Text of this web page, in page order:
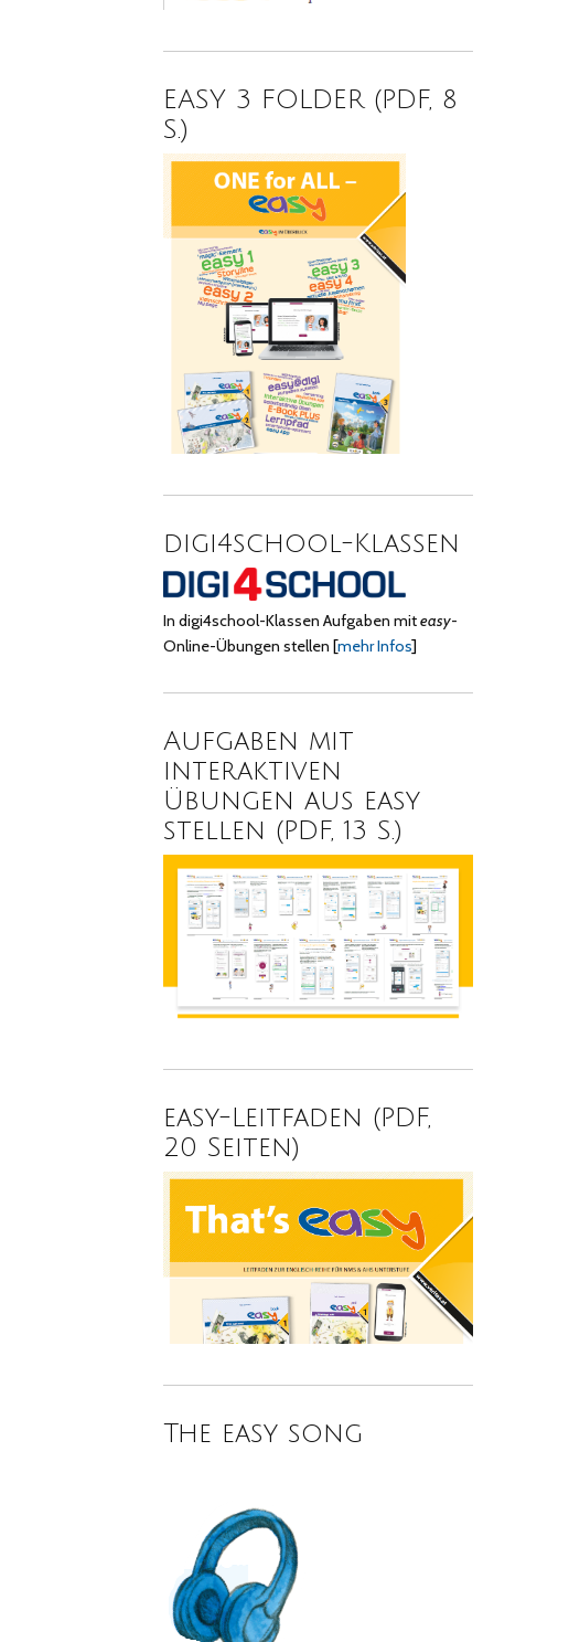
EASY 3 FOLDER (PDF, 8
S.)
digi4school-Klassen
In digi4school-Klassen Aufgaben miteasy-
Online-Übungen stellen[mehr Infos]
Aufgaben mit
interaktiven
Übungen aus easy
stellen (PDF, 13 S.)
easy-Leitfaden (PDF,
20 Seiten)
The easy song